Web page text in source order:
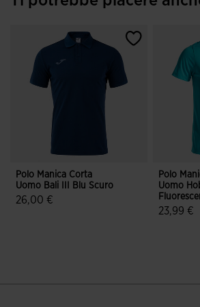
Polo Manica Corta
Uomo Bali III Blu Scuro
26,00 €
Polo
Uomo
23,99 €